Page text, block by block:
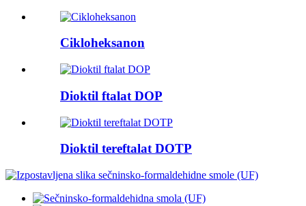
Cikloheksanon
Dioktil ftalat DOP
Dioktil tereftalat DOTP